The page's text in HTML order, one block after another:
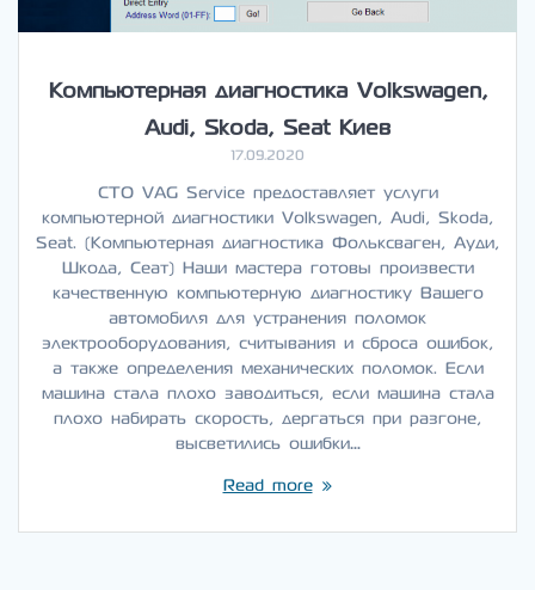
Компьютерная диагностика Volkswagen,
Audi, Skoda, Seat Киев
17.09.2020
СТО VAG Service предоставляет услуги
компьютерной диагностики Volkswagen, Audi, Skoda,
Seat. (Компьютерная диагностика Фольксваген, Ауди,
Шкода, Сеат) Наши мастера готовы произвести
качественную компьютерную диагностику Вашего
автомобиля для устранения поломок
электрооборудования, считывания и сброса ошибок,
а также определения механических поломок. Если
машина стала плохо заводиться, если машина стала
плохо набирать скорость, дергаться при разгоне,
высветились ошибки…
Read more